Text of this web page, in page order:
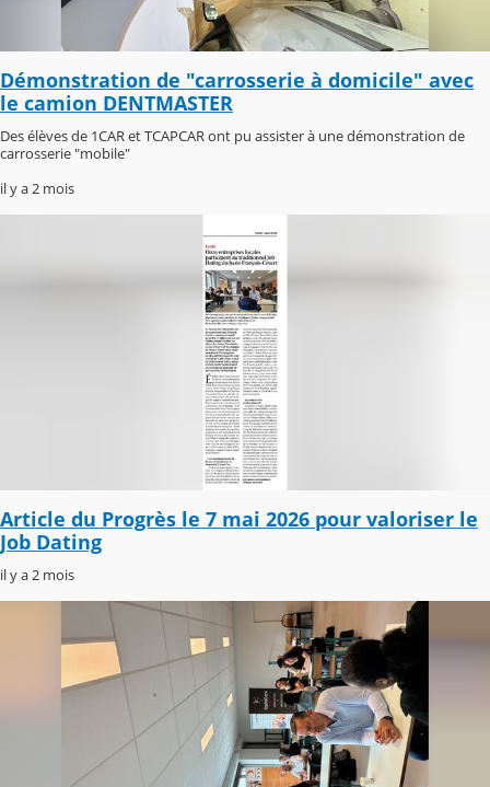
Démonstration de "carrosserie à domicile" avec
le camion DENTMASTER
Des élèves de 1CAR et TCAPCAR ont pu assister à une démonstration de
carrosserie "mobile"
il y a 2 mois
Article du Progrès le 7 mai 2026 pour valoriser le
Job Dating
il y a 2 mois